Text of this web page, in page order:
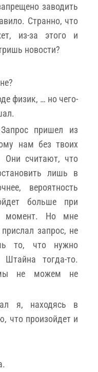
заводить
Странно, что
из-за этого и
новости?
физик, … но чего-
пришел из
нам без твоих
Они считают, что
лишь в
вероятность
больше при
момент. Но мне
запрос, не
то, что нужно
Штайна тогда-то.
не можем не
я, находясь в
что произойдет и